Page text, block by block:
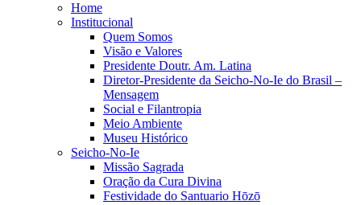
Home
Institucional
Quem Somos
Visão e Valores
Presidente Doutr. Am. Latina
Diretor-Presidente da Seicho-No-Ie do Brasil –
Mensagem
Social e Filantropia
Meio Ambiente
Museu Histórico
Seicho-No-Ie
Missão Sagrada
Oração da Cura Divina
Festividade do Santuario Hōzō